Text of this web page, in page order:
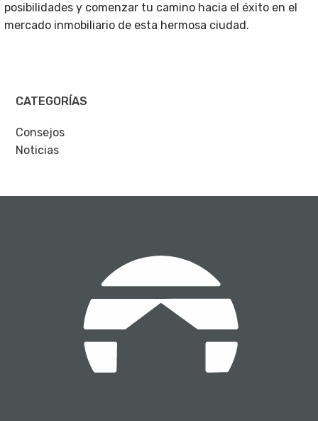
posibilidades y comenzar tu camino hacia el éxito en el
mercado inmobiliario de esta hermosa ciudad.
CATEGORÍAS
Consejos
Noticias